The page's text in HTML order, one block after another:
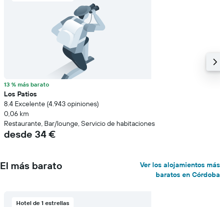
13 % más barato
Los Patios
8.4 Excelente (4.943 opiniones)
0,06 km
Restaurante, Bar/lounge, Servicio de habitaciones
desde 34 €
El más barato
Ver los alojamientos más
baratos en Córdoba
Hotel de 1 estrellas